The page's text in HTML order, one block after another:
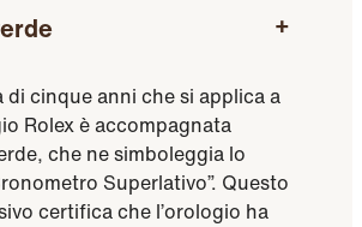
di cinque anni che si applica a
Rolex è accompagnata
che ne simboleggia lo
Superlativo”. Questo
certifica che l’orologio ha